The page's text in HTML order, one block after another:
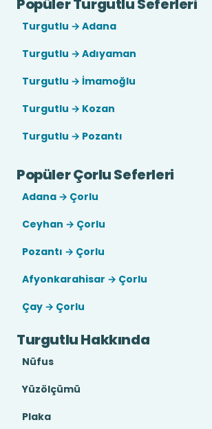
Popüler Turgutlu Seferleri
Turgutlu → Adana
Turgutlu → Adıyaman
Turgutlu → İmamoğlu
Turgutlu → Kozan
Turgutlu → Pozantı
Popüler Çorlu Seferleri
Adana → Çorlu
Ceyhan → Çorlu
Pozantı → Çorlu
Afyonkarahisar → Çorlu
Çay → Çorlu
Turgutlu Hakkında
Nüfus
Yüzölçümü
Plaka